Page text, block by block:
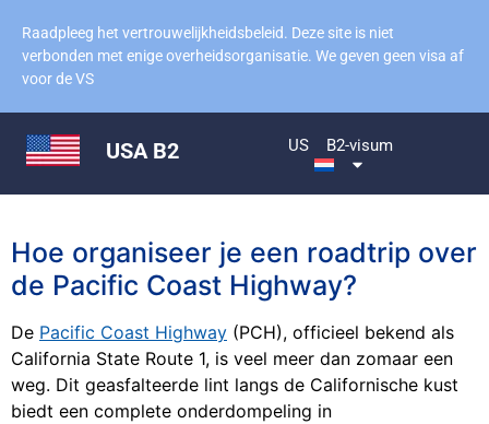
Raadpleeg het vertrouwelijkheidsbeleid. Deze site is niet
verbonden met enige overheidsorganisatie. We geven geen visa af
voor de VS
USA B2 US B2-visum
Hoe organiseer je een roadtrip over
de Pacific Coast Highway?
De Pacific Coast Highway (PCH), officieel bekend als
California State Route 1, is veel meer dan zomaar een
weg. Dit geasfalteerde lint langs de Californische kust
biedt een complete onderdompeling in